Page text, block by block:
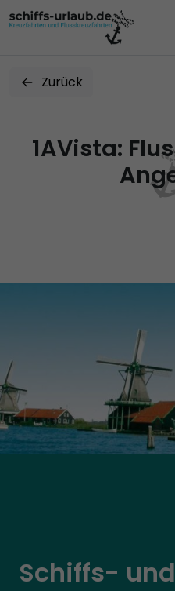
Zurück
1AVista:
Schiffs-